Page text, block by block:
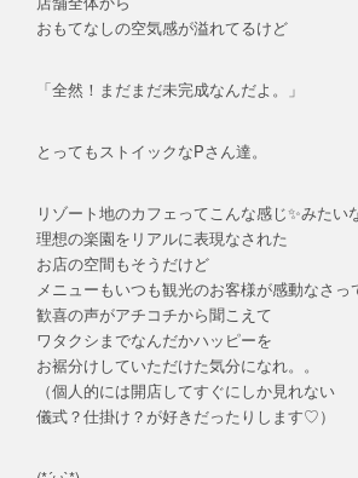
おもてなしの空気感が溢れてるけど
「全然！まだまだ未完成なんだよ。」
とってもストイックなPさん達。
リゾート地のカフェってこんな感じ✨みたい
理想の楽園をリアルに表現なされた
お店の空間もそうだけど
メニューもいつも観光のお客様が感動なさっ
歓喜の声がアチコチから聞こえて
ワタクシまでなんだかハッピーを
お裾分けしていただけた気分になれ。。
（個人的には開店してすぐにしか見れない
儀式？仕掛け？が好きだったりします♡）